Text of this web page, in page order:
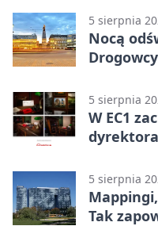
5 sierpnia
Nocą
5 sierpnia
W EC1
5 sierpnia
Tak